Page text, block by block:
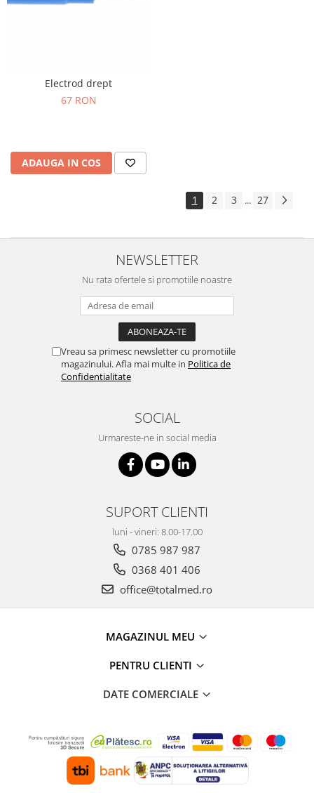
Electrod drept
67 RON
ADAUGA IN COS
1 2 3 ... 27
NEWSLETTER
Nu rata ofertele si promotiile noastre
Vreau sa primesc newsletter cu promotiile
magazinului. Afla mai multe in Politica de
Confidentialitate
SOCIAL
Urmareste-ne in social media
SUPORT CLIENTI
luni - vineri: 8.00-17.00
0785 987 987
0368 401 406
office@totalmed.ro
MAGAZINUL MEU
PENTRU CLIENTI
DATE COMERCIALE